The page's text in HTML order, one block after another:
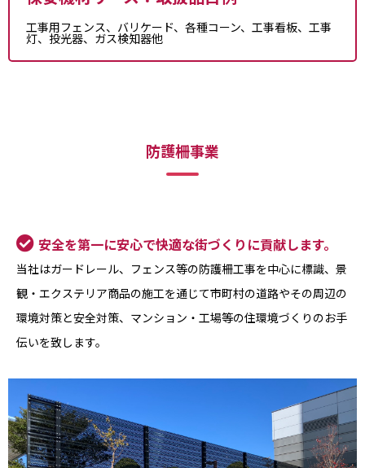
工事用フェンス、バリケード、各種コーン、工事看板、工事
灯、投光器、ガス検知器他
防護柵事業
安全を第一に安心で快適な街づくりに貢献します。
当社はガードレール、フェンス等の防護柵工事を中心に標識、景
観・エクステリア商品の施工を通じて市町村の道路やその周辺の
環境対策と安全対策、マンション・工場等の住環境づくりのお手
伝いを致します。